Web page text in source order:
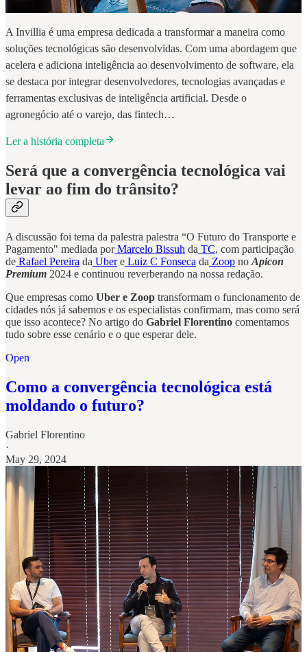
A Invillia é uma empresa dedicada a transformar a maneira como
soluções tecnológicas são desenvolvidas. Com uma abordagem que
acelera e adiciona inteligência ao desenvolvimento de software, ela
se destaca por integrar desenvolvedores, tecnologias avançadas e
ferramentas exclusivas de inteligência artificial. Desde o
agronegócio até o varejo, das fintech…
Ler a história completa
Será que a convergência tecnológica vai
levar ao fim do trânsito?
A discussão foi tema da palestra palestra “O Futuro do Transporte e
Pagamento" mediada porMarcelo Bissuh da TC, com participação
de Rafael Pereira da Ubere Luiz C Fonseca da Zoop no Apicon
Premium 2024 e continuou reverberando na nossa redação.
Que empresas como Uber e Zoop transformam o funcionamento de
cidades nós já sabemos e os especialistas confirmam, mas como será
que isso acontece? No artigo do Gabriel Florentino comentamos
tudo sobre esse cenário e o que esperar dele.
Open
Como a convergência tecnológica está
moldando o futuro?
Gabriel Florentino
·
May 29, 2024